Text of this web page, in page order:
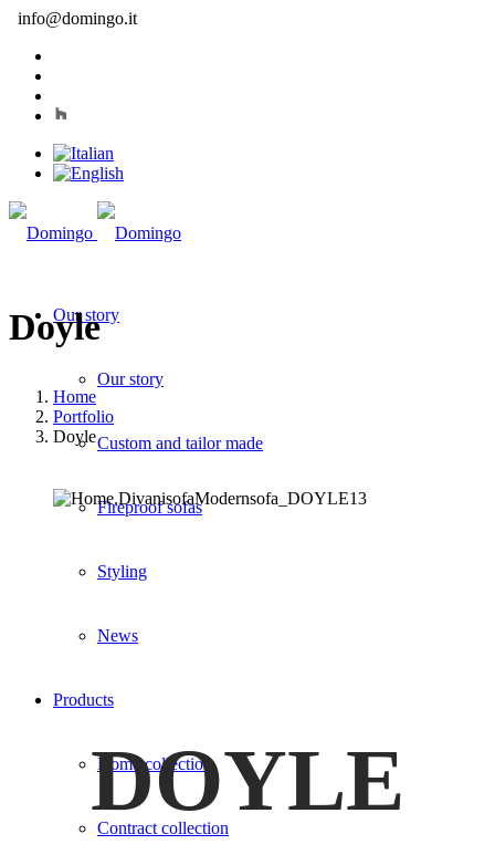
info@domingo.it
Our story
Our story
Custom and tailor made
Fireproof sofas
Styling
News
Products
Home collection
Contract collection
Doyle
Home
Portfolio
Doyle
DOYLE